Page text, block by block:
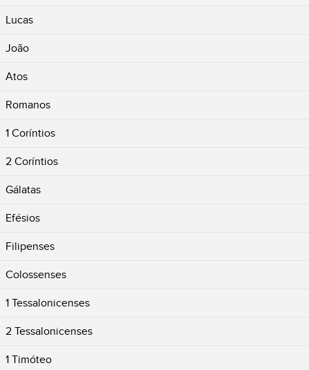
Lucas
João
Atos
Romanos
1 Coríntios
2 Coríntios
Gálatas
Efésios
Filipenses
Colossenses
1 Tessalonicenses
2 Tessalonicenses
1 Timóteo